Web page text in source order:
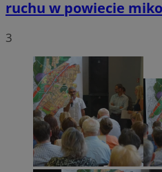
ruchu w powiecie
3